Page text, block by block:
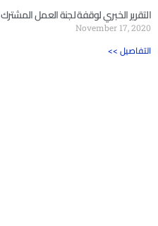
التقرير الخبري لوقفة لجنة العمل المشترك
November 17, 2020
<< التفاصيل